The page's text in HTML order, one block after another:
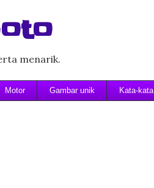
menarik.
Motor Gambar unik Kata-kata